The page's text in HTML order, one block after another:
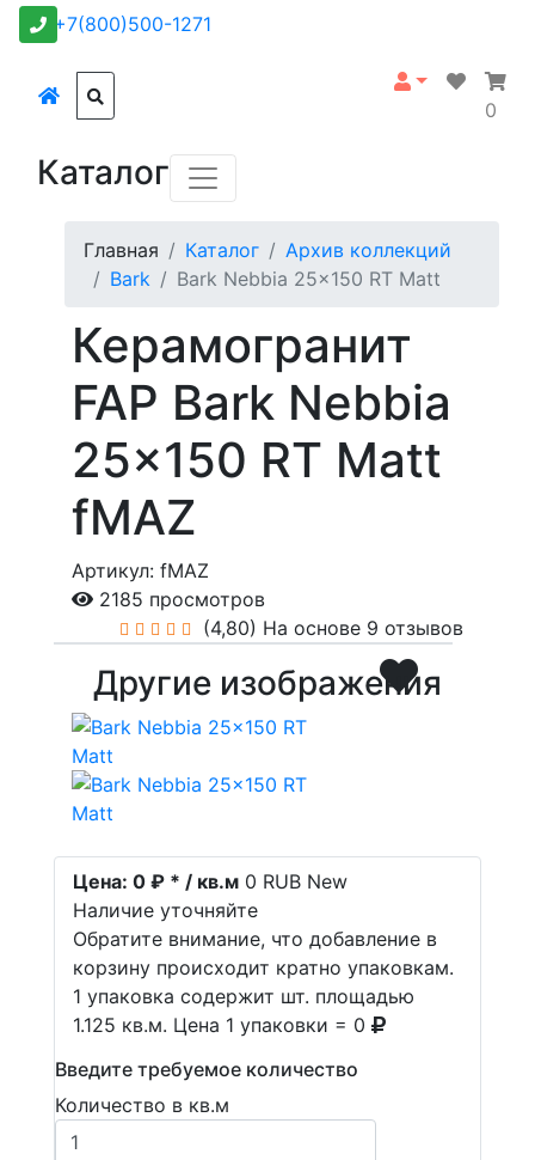
+7(800)500-1271
0
Каталог
Главная Каталог
Архив коллекций
Bark
Bark Nebbia 25x150 RT Matt
Керамогранит
FAP Bark Nebbia
25x150 RT Matt
fMAZ
Артикул: fMAZ
2185 просмотров
(4,80) На основе 9 отзывов
Другие изображения
Цена: 0 ₽ * / кв.м 0 RUB New
Наличие уточняйте
Обратите внимание, что добавление в
корзину происходит кратно упаковкам.
1 упаковка содержит шт. площадью
1.125 кв.м. Цена 1 упаковки = 0
Введите требуемое количество
Количество в кв.м